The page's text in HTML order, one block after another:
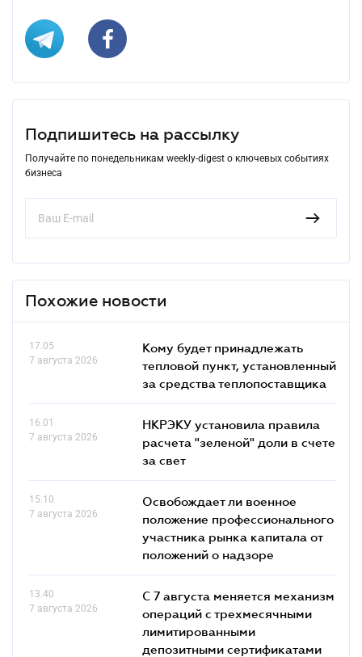
Подпишитесь на рассылку
Получайте по понедельникам weekly-digest о ключевых событиях
бизнеса
Похожие новости
17.05
7 августа 2026
Кому будет принадлежать
тепловой пункт, установленный
за средства теплопоставщика
16.01
7 августа 2026
НКРЭКУ установила правила
расчета "зеленой" доли в счете
за свет
15.10
7 августа 2026
Освобождает ли военное
положение профессионального
участника рынка капитала от
положений о надзоре
13.40
7 августа 2026
С 7 августа меняется механизм
операций с трехмесячными
лимитированными
депозитными сертификатами